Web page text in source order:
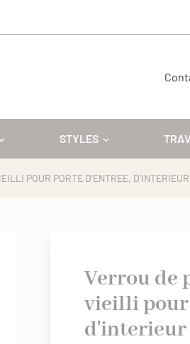
STYLES
POUR PORTE D'ENTREE,
Verrou de
vieilli pour
d'interieur